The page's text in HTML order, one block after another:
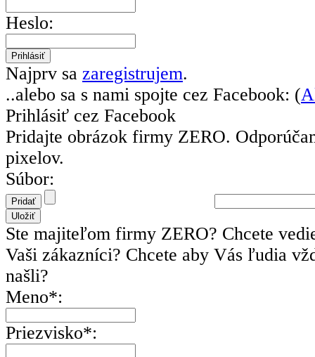
Heslo:
Najprv sa zaregistrujem.
..alebo sa s nami spojte cez Facebook: (
Prihlásiť cez Facebook
Pridajte obrázok firmy ZERO.
pixelov.
Súbor:
Ste majiteľom firmy ZERO? Chcete
Vaši zákazníci? Chcete aby Vás ľudia
našli?
Meno*:
Priezvisko*: